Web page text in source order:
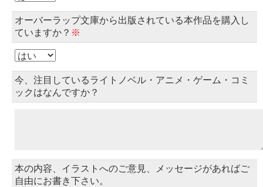
オーバーラップ文庫から出版されている本作品を購入し
ていますか？ ※
今、注目しているライトノベル・アニメ・ゲーム・コミ
ックはなんですか？
本の内容、イラストへのご意見、メッセージがあればご
自由にお書き下さい。